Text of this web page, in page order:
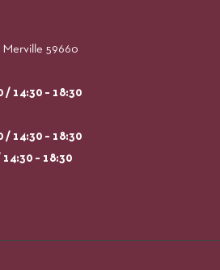
Merville 59660
/ 14:30 – 18:30
/ 14:30 – 18:30
14:30 – 18:30